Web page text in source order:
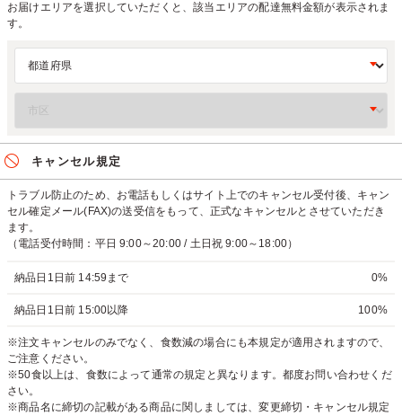
お届けエリアを選択していただくと、該当エリアの配達無料金額が表示されま
す。
キャンセル規定
トラブル防止のため、お電話もしくはサイト上でのキャンセル受付後、キャン
セル確定メール(FAX)の送受信をもって、正式なキャンセルとさせていただき
ます。
（電話受付時間：平日 9:00～20:00 / 土日祝 9:00～18:00）
納品日1日前 14:59まで 0%
納品日1日前 15:00以降 100%
※注文キャンセルのみでなく、食数減の場合にも本規定が適用されますので、
ご注意ください。
※50食以上は、食数によって通常の規定と異なります。都度お問い合わせくだ
さい。
※商品名に締切の記載がある商品に関しましては、変更締切・キャンセル規定